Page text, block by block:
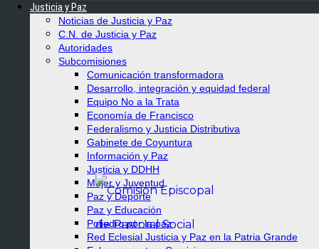
Justicia y Paz
Noticias de Justicia y Paz
C.N. de Justicia y Paz
Autoridades
Subcomisiones
Comunicación transformadora
Desarrollo, integración y equidad federal
Equipo No a la Trata
Economía de Francisco
Federalismo y Justicia Distributiva
Gabinete de Coyuntura
Información y Paz
Justicia y DDHH
Mujer y Juventud
Paz y Deporte
Paz y Educación
Poliedro por la paz
Red Eclesial Justicia y Paz en la Patria Grande